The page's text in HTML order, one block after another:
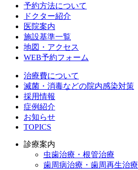
予約方法について
ドクター紹介
医院案内
施設基準一覧
地図・アクセス
WEB予約フォーム
治療費について
滅菌・消毒などの院内感染対策
採用情報
症例紹介
お知らせ
TOPICS
診療案内
虫歯治療・根管治療
歯周病治療・歯周再生治療